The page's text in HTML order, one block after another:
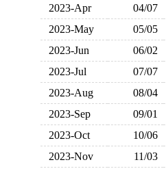
2023-Apr
04/07
2023-May
05/05
2023-Jun
06/02
2023-Jul
07/07
2023-Aug
08/04
2023-Sep
09/01
2023-Oct
10/06
2023-Nov
11/03